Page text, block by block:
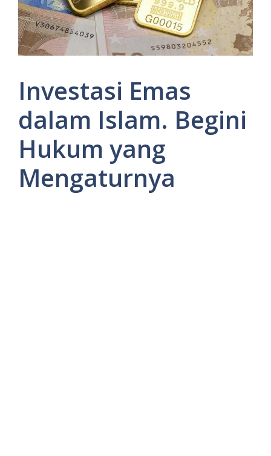
Investasi Emas
dalam Islam. Begini
Hukum yang
Mengaturnya